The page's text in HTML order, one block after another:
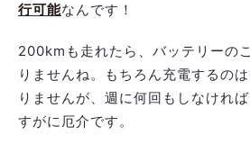
行可能なんです！
200kmも走れたら、バッテリーの
りませんね。もちろん充電するの
りませんが、週に何回もしなけれ
すがに厄介です。